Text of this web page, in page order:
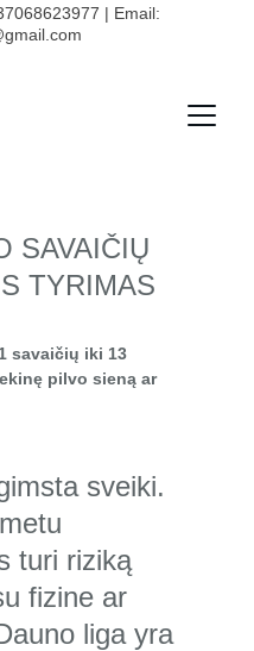
| Email:
SAVAIČIŲ
TYRIMAS
savaičių iki 13
pilvo sieną ar
sveiki.
turi riziką
fizine ar
liga yra